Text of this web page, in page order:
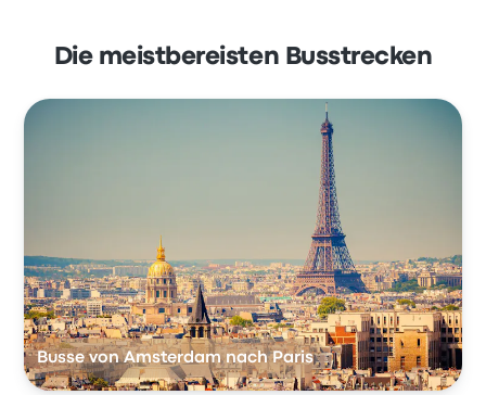
Die meistbereisten Busstrecken
Busse von Amsterdam nach Paris